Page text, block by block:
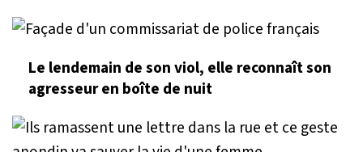
Le lendemain de son viol, elle reconnaît son
agresseur en boîte de nuit